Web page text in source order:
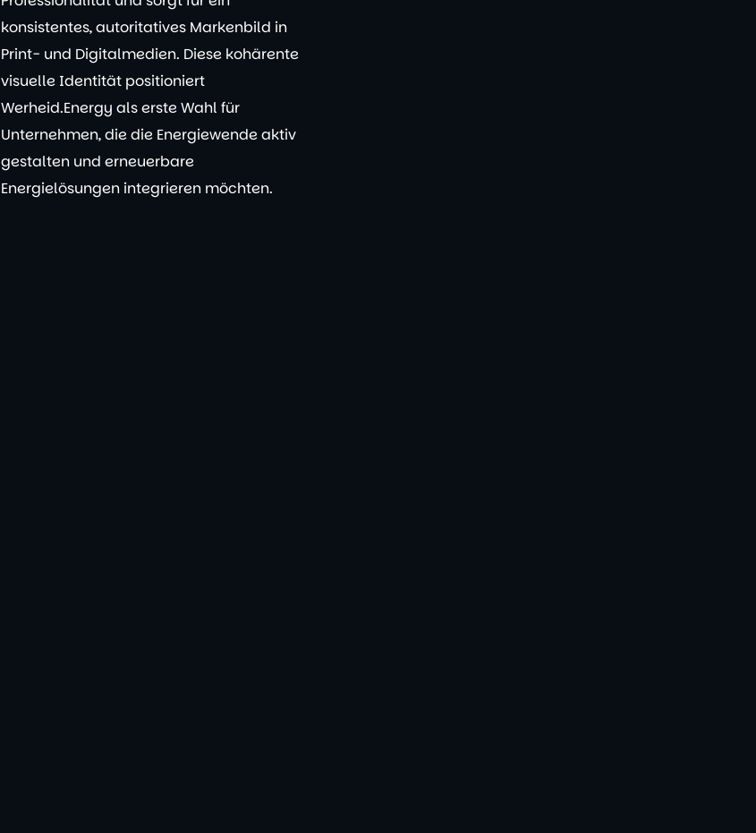
konsistentes, autoritatives Markenbild in
Print- und Digitalmedien. Diese kohärente
visuelle Identität positioniert
Werheid.Energy als erste Wahl für
Unternehmen, die die Energiewende aktiv
gestalten und erneuerbare
Energielösungen integrieren möchten.